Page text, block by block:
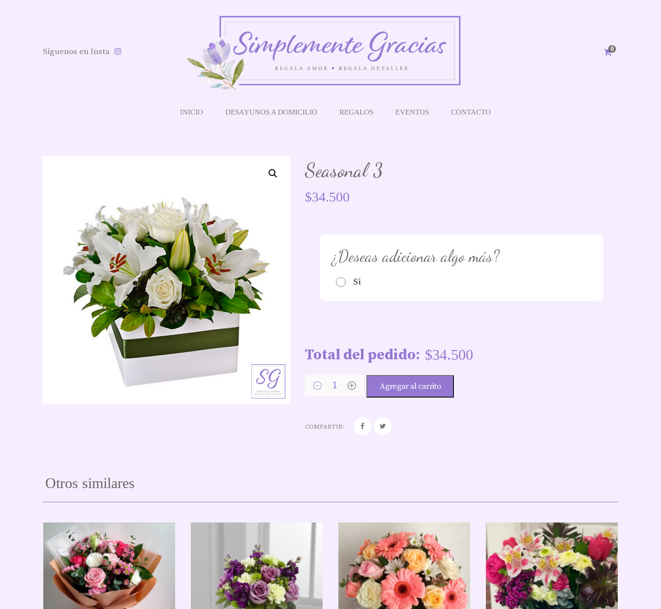
Síguenos en Insta 0
INICIO DESAYUNOS A DOMICILIO REGALOS EVENTOS CONTACTO
Seasonal 3
$34.500
¿Deseas adicionar algo más?
Si
Total del pedido: $34.500
Agregar al carrito
COMPARTIR:
Otros similares